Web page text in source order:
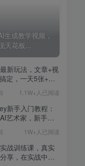
9388人已阅读
工作流实战应用
营养师
9216人已阅读
划SOP系统课
境电商企业线上
脉
9147人已阅读
虚拟电商项目，
货回复，0成本，
5W【揭秘】
7804人已阅读
生成教学视频，
天花板...
新玩法，文章+视
定，一天5张+不
1.1W+人已阅读
新手入门教程：
艺术家，新手小
1W+人已阅读
战训练课，真实
享，在实战中练